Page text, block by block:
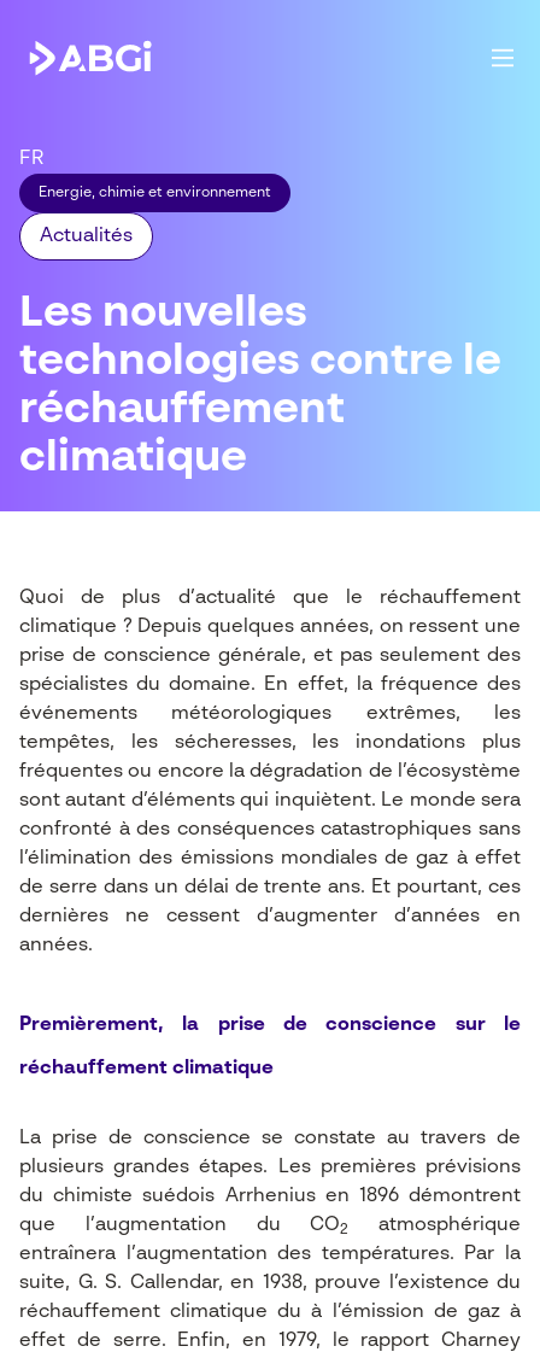
FR
Energie, chimie et environnement
Actualités
Les nouvelles
technologies contre le
réchauffement
climatique
Quoi de plus d’actualité que le réchauffement
climatique ? Depuis quelques années, on ressent une
prise de conscience générale, et pas seulement des
spécialistes du domaine. En effet, la fréquence des
événements météorologiques extrêmes, les
tempêtes, les sécheresses, les inondations plus
fréquentes ou encore la dégradation de l’écosystème
sont autant d’éléments qui inquiètent. Le monde sera
confronté à des conséquences catastrophiques sans
l’élimination des émissions mondiales de gaz à effet
de serre dans un délai de trente ans. Et pourtant, ces
dernières ne cessent d’augmenter d’années en
années.
Premièrement, la prise de conscience sur le
réchauffement climatique
La prise de conscience se constate au travers de
plusieurs grandes étapes. Les premières prévisions
du chimiste suédois Arrhenius en 1896 démontrent
que l’augmentation du CO2
atmosphérique
entraînera l’augmentation des températures. Par la
suite, G. S. Callendar, en 1938, prouve l’existence du
réchauffement climatique du à l’émission de gaz à
effet de serre. Enfin, en 1979, le rapport Charney